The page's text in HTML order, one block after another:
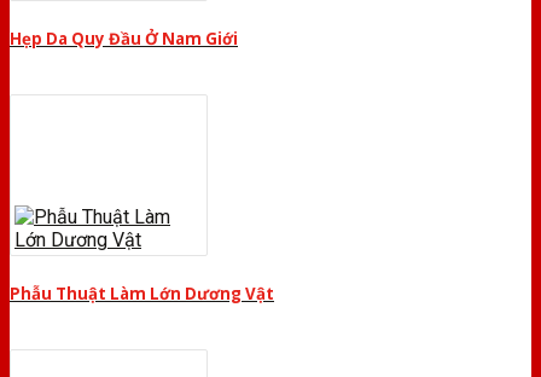
Hẹp Da Quy Đầu Ở Nam Giới
Phẫu Thuật Làm Lớn Dương Vật